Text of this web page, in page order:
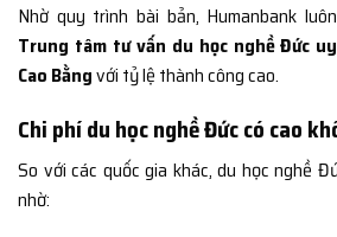
Nhờ quy trình bài bản, Humanbank
Trung tâm tư vấn du học nghề Đức
Cao Bằngvới tỷ lệ thành công cao.
Chi phí du học nghề Đức có cao
So với các quốc gia khác, du học nghề
nhờ: